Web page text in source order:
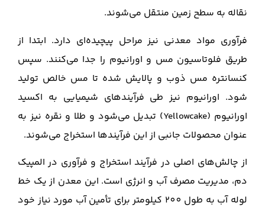
نقاله به سطح زمین منتقل می‌شوند.
فرآوری مواد معدنی نیز مراحل پیچیده‌ای دارد. ابتدا از
طریق فلوتاسیون مس و اورانیوم را جدا می‌کنند. سپس
کنسانتره مس ذوب و پالایش شده تا مس خالص تولید
شود. اورانیوم نیز طی فرآیندهای شیمیایی به اکسید
اورانیوم (Yellowcake) تبدیل می‌شود و طلا و نقره نیز به
عنوان محصولات جانبی از این فرآیندها استخراج می‌شوند.
از چالش‌های اصلی در فرآیند استخراج و فرآوری در المپیک
دم، مدیریت مصرف آب و انرژی است. این معدن از یک خط
لوله آب به طول 200 کیلومتر برای تأمین آب مورد نیاز خود